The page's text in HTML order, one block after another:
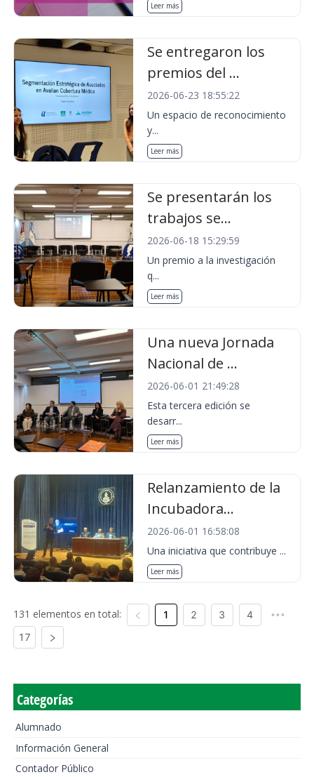
Leer más
Se entregaron los
premios del ...
2026-06-23 18:55:22
Un espacio de reconocimiento
y...
Leer más
Se presentarán los
trabajos se...
2026-06-18 15:29:59
Un premio a la investigación
q...
Leer más
Una nueva Jornada
Nacional de ...
2026-06-01 21:49:28
Esta tercera edición se
desarr...
Leer más
Relanzamiento de la
Incubadora...
2026-06-01 16:58:08
Una iniciativa que contribuye ...
Leer más
131 elementos en total: 1 2 3 4 •••
17
Categorías
Alumnado
Información General
Contador Público